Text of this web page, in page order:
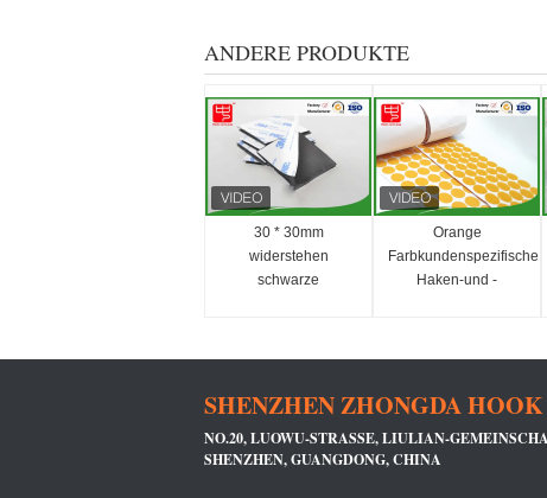
ANDERE PRODUKTE
30 * 30mm
widerstehen
schwarze
Punkt-Kälte
Orange
Farbkundenspezifische
Haken-und -
SHENZHEN ZHONGDA
NO.20, LUOWU-STRASSE, LIULIAN-
HENZHEN, GUANGDONG, CHINA